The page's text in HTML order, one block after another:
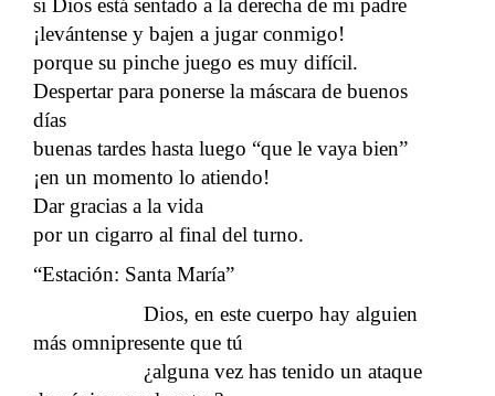
si Dios está sentado a la derecha de mi padre
¡levántense y bajen a jugar conmigo!
porque su pinche juego es muy difícil.
Despertar para ponerse la máscara de buenos
días
buenas tardes hasta luego “que le vaya bien”
¡en un momento lo atiendo!
Dar gracias a la vida
por un cigarro al final del turno.
“Estación: Santa María”
Dios, en este cuerpo hay alguien
más omnipresente que tú
¿alguna vez has tenido un ataque